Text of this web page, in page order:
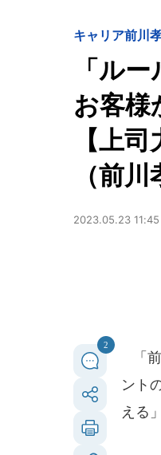
キャリア前川
「ル
お客様
【上
（前川
2023.05.23 11:45
2
「
ント
える